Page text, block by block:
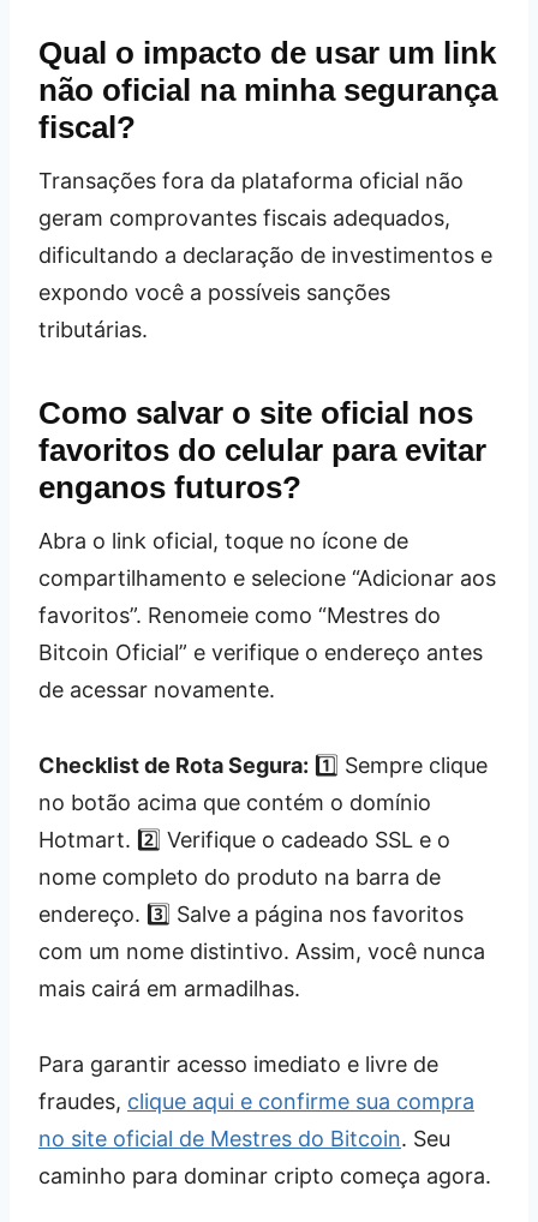
Qual o impacto de usar um link
não oficial na minha segurança
fiscal?
Transações fora da plataforma oficial não
geram comprovantes fiscais adequados,
dificultando a declaração de investimentos e
expondo você a possíveis sanções
tributárias.
Como salvar o site oficial nos
favoritos do celular para evitar
enganos futuros?
Abra o link oficial, toque no ícone de
compartilhamento e selecione “Adicionar aos
favoritos”. Renomeie como “Mestres do
Bitcoin Oficial” e verifique o endereço antes
de acessar novamente.
Checklist de Rota Segura: 1️⃣ Sempre clique
no botão acima que contém o domínio
Hotmart. 2️⃣ Verifique o cadeado SSL e o
nome completo do produto na barra de
endereço. 3️⃣ Salve a página nos favoritos
com um nome distintivo. Assim, você nunca
mais cairá em armadilhas.
Para garantir acesso imediato e livre de
fraudes, clique aqui e confirme sua compra
no site oficial de Mestres do Bitcoin. Seu
caminho para dominar cripto começa agora.